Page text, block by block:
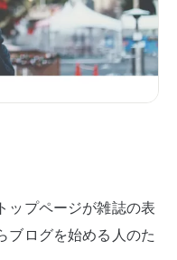
ップページが雑誌の表
ブログを始める人のた